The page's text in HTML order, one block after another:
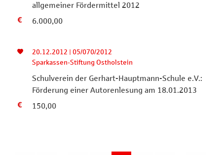
allgemeiner Fördermittel 2012
6.000,00
20.12.2012 | 05/070/2012
Sparkassen-Stiftung Ostholstein
Schulverein der Gerhart-Hauptmann-Schule e.V.:
Förderung einer Autorenlesung am 18.01.2013
150,00